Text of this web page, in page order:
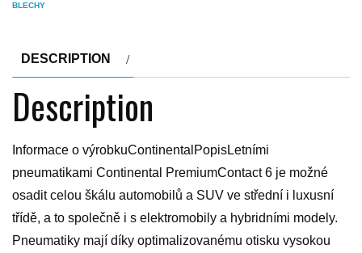
BLECHY
DESCRIPTION
Description
Informace o výrobkuContinentalPopisLetními
pneumatikami Continental PremiumContact 6 je možné
osadit celou škálu automobilů a SUV ve střední i luxusní
třídě, a to společně i s elektromobily a hybridními modely.
Pneumatiky mají díky optimalizovanému otisku vysokou